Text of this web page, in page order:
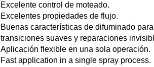
Excelente control de moteado.
Excelentes propiedades de flujo.
Buenas características de difuminado para
transiciones suaves y reparaciones
Aplicación flexible en una sola operación.
Fast application in a single spray process.